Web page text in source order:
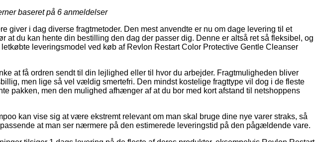
baseret på 6 anmeldelser
giver i dag diverse fragtmetoder. Den mest anvendte er nu om dage levering til et
at du kan hente din bestilling den dag der passer dig. Denne er altså ret så fleksibel, og
leveringsmodel ved køb af Revlon Restart Color Protective Gentle Cleanser
at få ordren sendt til din lejlighed eller til hvor du arbejder. Fragtmuligheden bliver
men lige så vel vældig smertefri. Den mindst kostelige fragttype vil dog i de fleste
pakken, men den mulighed afhænger af at du bor med kort afstand til netshoppens
kan vise sig at være ekstremt relevant om man skal bruge dine nye varer straks, så
at man ser nærmere på den estimerede leveringstid på den pågældende vare.